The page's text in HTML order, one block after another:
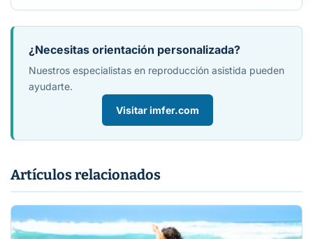
¿Necesitas orientación personalizada?
Nuestros especialistas en reproducción asistida pueden
ayudarte.
Visitar imfer.com
Artículos relacionados